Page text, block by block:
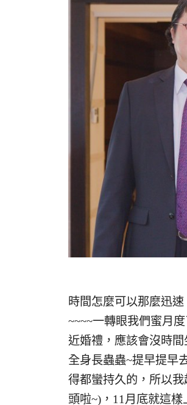
時間怎麼可以那麼迅
~~~~一轉眼我們蜜月
近婚禮，應該會沒時
全身長蟲蟲~提早提早
得都蠻持久的，所以
頭啦~)，11月底就這樣